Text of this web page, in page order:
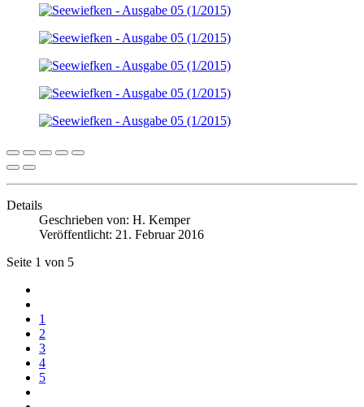
Details
Geschrieben von: H. Kemper
Veröffentlicht: 21. Februar 2016
Seite 1 von 5
1
2
3
4
5